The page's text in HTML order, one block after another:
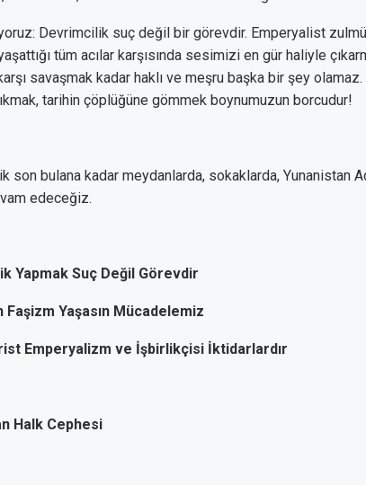
Devrimcilik suç değil bir görevdir. Emperyalist
tüm acılar karşısında sesimizi en gür haliyle
savaşmak kadar haklı ve meşru başka bir şey
tarihin çöplüğüne gömmek boynumuzun borcudur!
son bulana kadar meydanlarda, sokaklarda, Yunanistan
edeceğiz.
Yapmak Suç Değil Görevdir
Faşizm Yaşasın Mücadelemiz
Emperyalizm ve İşbirlikçisi İktidarlardır
Halk Cephesi